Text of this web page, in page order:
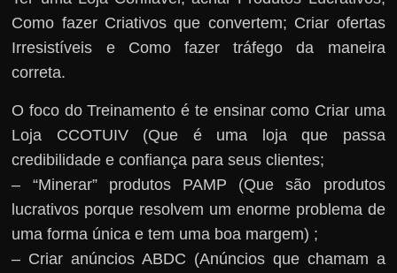
Como fazer Criativos que convertem; Criar ofertas
Irresistíveis e Como fazer tráfego da maneira
correta.
O foco do Treinamento é te ensinar como Criar uma
Loja CCOTUIV (Que é uma loja que passa
credibilidade e confiança para seus clientes;
– “Minerar” produtos PAMP (Que são produtos
lucrativos porque resolvem um enorme problema de
uma forma única e tem uma boa margem) ;
– Criar anúncios ABDC (Anúncios que chamam a